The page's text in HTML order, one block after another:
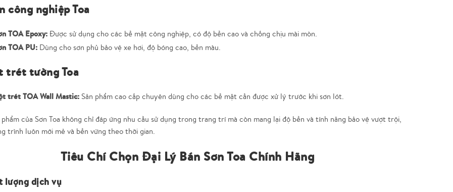
công nghiệp Toa
TOA Epoxy:Được sử dụng cho các bề mặt công nghiệp, có độ bền cao và chống chịu mài mòn.
TOA PU:Dùng cho sơn phủ bảo vệ xe hơi, độ bóng cao, bền màu.
trét tường Toa
trét TOA Wall Mastic:Sản phẩm cao cấp chuyên dùng cho các bề mặt cần được xử lý trước khi sơn lót.
phẩm của Sơn Toa không chỉ đáp ứng nhu cầu sử dụng trong trang trí mà còn mang lại độ bền và tính năng bảo vệ vượt trội,
trình luôn mới mẻ và bền vững theo thời gian.
Tiêu Chí Chọn Đại Lý Bán Sơn Toa Chính Hãng
lượng dịch vụ